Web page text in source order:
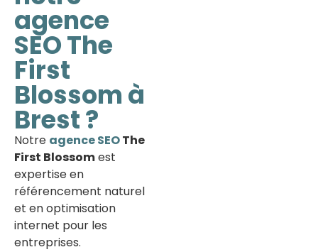
agence
SEO The
First
Blossom à
Brest ?
Notre agence SEOThe
First Blossomest
expertise en
référencement naturel
et en optimisation
internet pour les
entreprises.